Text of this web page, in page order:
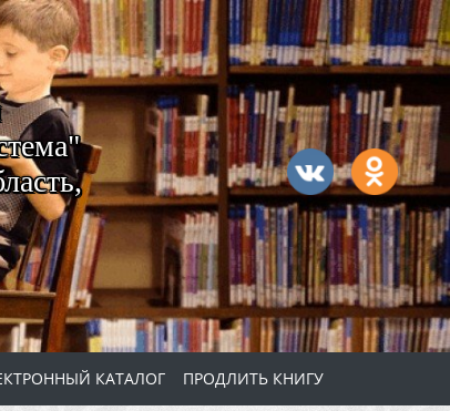
КАТАЛОГ ПРОДЛИТЬ КНИГУ